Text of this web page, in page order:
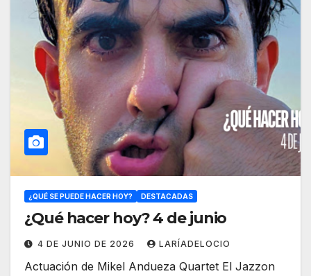
¿QUÉ SE PUEDE HACER HOY? DESTACADAS
¿Qué hacer hoy? 4 de junio
4 DE JUNIO DE 2026 LARÍADELOCIO
Actuación de Mikel Andueza Quartet El Jazzon